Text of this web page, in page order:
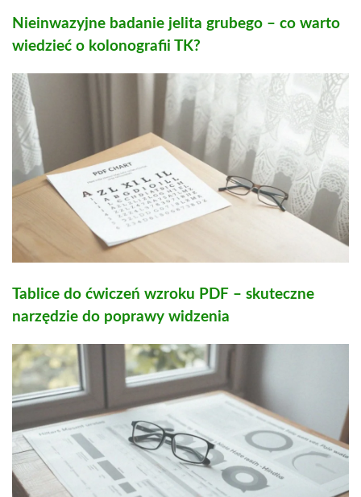
Nieinwazyjne badanie jelita grubego – co warto
wiedzieć o kolonografii TK?
Tablice do ćwiczeń wzroku PDF – skuteczne
narzędzie do poprawy widzenia